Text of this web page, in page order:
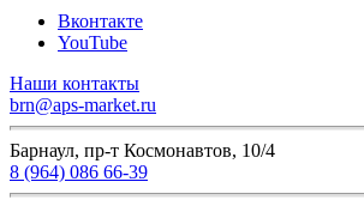
Вконтакте
YouTube
Наши контакты
brn@aps-market.ru
Барнаул, пр-т Космонавтов, 10/4
8 (964) 086 66-39